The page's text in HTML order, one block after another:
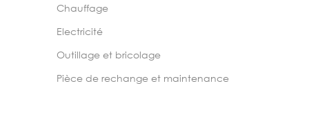
Chauffage
Electricité
Outillage et bricolage
Pièce de rechange et maintenance